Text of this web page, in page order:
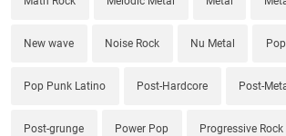
New wave Noise Rock Nu Metal Pop
Pop Punk Latino Post-Hardcore Post-
Post-grunge Power Pop Progressive Rock